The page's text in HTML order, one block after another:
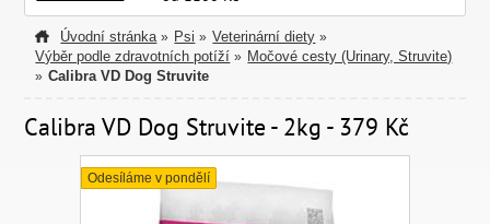
Úvodní stránka » Psi » Veterinární diety »
Výběr podle zdravotních potíží » Močové cesty (Urinary, Struvite)
» Calibra VD Dog Struvite
Calibra VD Dog Struvite - 2kg - 379 Kč
Odesíláme v pondělí